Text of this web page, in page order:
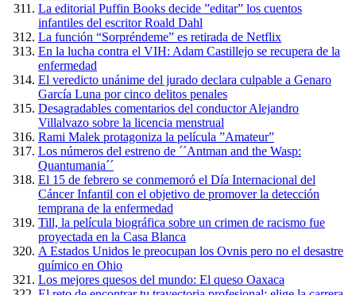
La editorial Puffin Books decide ”editar” los cuentos
infantiles del escritor Roald Dahl
La función “Sorpréndeme” es retirada de Netflix
En la lucha contra el VIH: Adam Castillejo se recupera de la
enfermedad
El veredicto unánime del jurado declara culpable a Genaro
García Luna por cinco delitos penales
Desagradables comentarios del conductor Alejandro
Villalvazo sobre la licencia menstrual
Rami Malek protagoniza la película ”Amateur”
Los números del estreno de ´´Antman and the Wasp:
Quantumania´´
El 15 de febrero se conmemoró el Día Internacional del
Cáncer Infantil con el objetivo de promover la detección
temprana de la enfermedad
Till, la película biográfica sobre un crimen de racismo fue
proyectada en la Casa Blanca
A Estados Unidos le preocupan los Ovnis pero no el desastre
químico en Ohio
Los mejores quesos del mundo: El queso Oaxaca